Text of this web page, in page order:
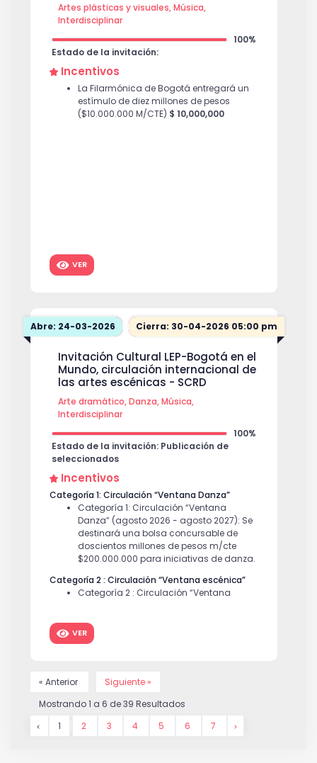
Categoría 3. Sabor y Conexión
Diez incentivos por un valor de seis
millones de pesos ($6.000.000) cada
uno, para emprendimientos de
Diez incentivos por un valor de seis
millones de pesos ($6.000.000) cada
uno, para emprendimientos de la
economía cultural y creativa.$
Artes plásticas y visuales, Música,
Interdisciplinar
100%
Estado de la invitación:
Incentivos
La Filarmónica de Bogotá entregará un
estímulo de diez millones de pesos
($10.000.000 M/CTE) $ 10,000,000
VER
Abre: 24-03-2026 Cierra: 30-04-2026 05:00 pm
Invitación Cultural LEP-Bogotá en el
Mundo, circulación internacional de
las artes escénicas - SCRD
Arte dramático, Danza, Música,
Interdisciplinar
100%
Estado de la invitación: Publicación de
seleccionados
Incentivos
Categoría 1: Circulación “Ventana Danza”
Categoría 1: Circulación “Ventana
Danza” (agosto 2026 - agosto 2027): Se
destinará una bolsa concursable de
doscientos millones de pesos m/cte
$200.000.000 para iniciativas de danza.
Categoría 2 : Circulación “Ventana escénica”
Categoría 2 : Circulación “Ventana
doscientos cincuenta millones de pesos
m/cte $250.000.000 para iniciativas de
VER
« Anterior
Siguiente »
Mostrando1 a 6 de39 Resultados
1
2 3 4 5 6 7